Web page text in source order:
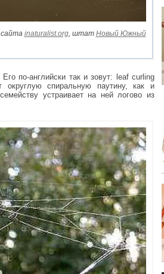
inaturalist.org, штат Новый Южный
по-английски так и зовут: leaf curling
спиральную паутину, как и
устраивает на ней логово из